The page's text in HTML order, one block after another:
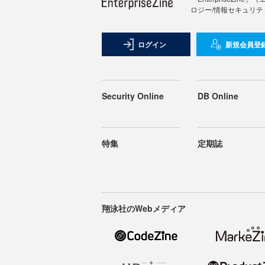
ロジー/情報セキュリ
ログイン 新規会員登
Security Online DB Online
特集 定期誌
翔泳社のWebメディア